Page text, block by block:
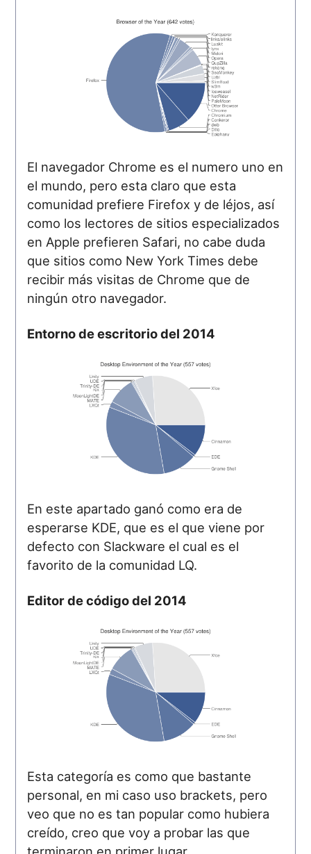
El navegador Chrome es el numero uno en
el mundo, pero esta claro que esta
comunidad prefiere Firefox y de léjos, así
como los lectores de sitios especializados
en Apple prefieren Safari, no cabe duda
que sitios como New York Times debe
recibir más visitas de Chrome que de
ningún otro navegador.
Entorno de escritorio del 2014
En este apartado ganó como era de
esperarse KDE, que es el que viene por
defecto con Slackware el cual es el
favorito de la comunidad LQ.
Editor de código del 2014
Esta categoría es como que bastante
personal, en mi caso uso brackets, pero
veo que no es tan popular como hubiera
creído, creo que voy a probar las que
terminaron en primer lugar.